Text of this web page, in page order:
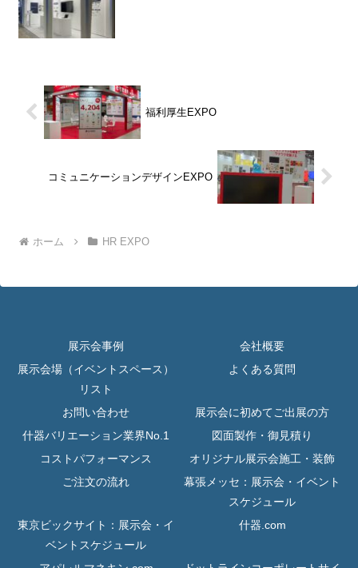
福利厚生EXPO
コミュニケーションデザインEXPO
ホーム HR EXPO
展示会事例
会社概要
展示会場（イベントスペース）
リスト
よくある質問
お問い合わせ
展示会に初めてご出展の方
什器バリエーション業界No.1
図面製作・御見積り
コストパフォーマンス
オリジナル展示会施工・装飾
ご注文の流れ
幕張メッセ：展示会・イベント
スケジュール
東京ビックサイト：展示会・イ
ベントスケジュール
什器.com